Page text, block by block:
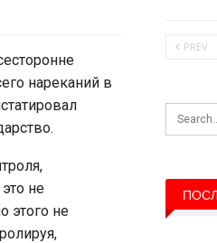
нареканий в
не
этого не
PREV